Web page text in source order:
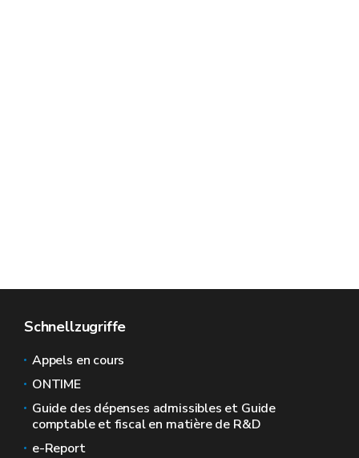
Schnellzugriffe
Appels en cours
ONTIME
Guide des dépenses admissibles et Guide
comptable et fiscal en matière de R&D
e-Report